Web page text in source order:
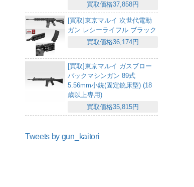
買取価格37,858円
[買取]東京マルイ 次世代電動
ガン レシーライフル ブラック
買取価格36,174円
[買取]東京マルイ ガスブロー
バックマシンガン 89式
5.56mm小銃(固定銃床型) (18
歳以上専用)
買取価格35,815円
Tweets by gun_kaitori